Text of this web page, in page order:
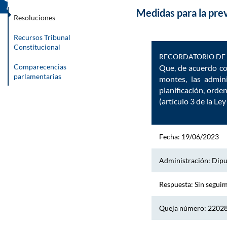
Medidas para la
RECORDATORIO
Que, de acuerdo
montes, las
planificación,
(artículo 3 de la
Fecha: 19/06/2023
Administración:
Respuesta: Sin
Queja número:
Resoluciones
Recursos Tribunal
Constitucional
Comparecencias
parlamentarias